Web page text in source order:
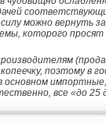
можно вернуть
которого просят
поэтому в
все «до 25